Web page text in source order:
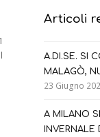
Articoli
A.DI.SE. SI
MALAGÒ,
23 Giugno
A MILANO
INVERNALE